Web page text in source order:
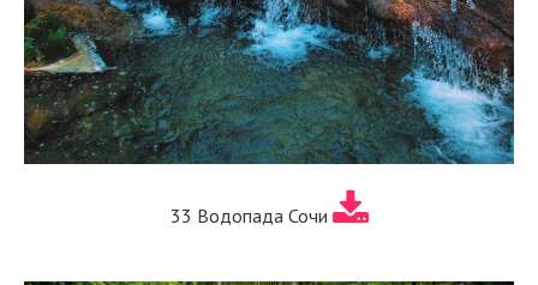
33 Водопада Сочи